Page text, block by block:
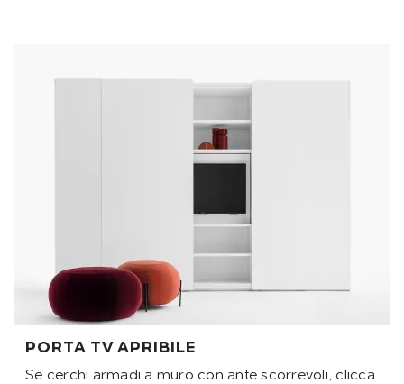
PORTA TV APRIBILE
Se cerchi armadi a muro con ante scorrevoli, clicca